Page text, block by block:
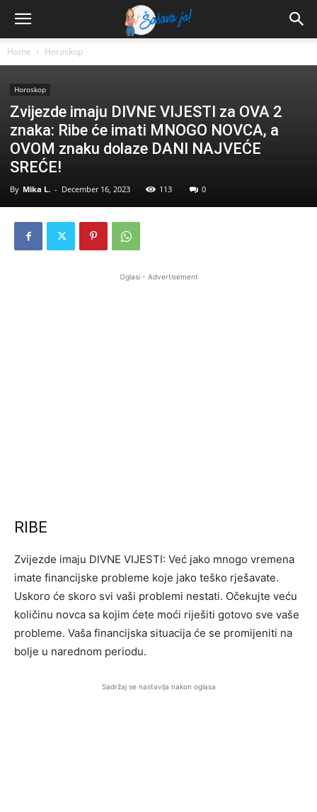
Home Horoskop
Horoskop
Zvijezde imaju DIVNE VIJESTI za OVA 2
znaka: Ribe će imati MNOGO NOVCA, a
OVOM znaku dolaze DANI NAJVEĆE
SREĆE!
By Mika L. - December 16, 2023 113 0
Oglasi - Advertisement
RIBE
Zvijezde imaju DIVNE VIJESTI: Već jako mnogo vremena
imate financijske probleme koje jako teško rješavate.
Uskoro će skoro svi vaši problemi nestati. Očekujte veću
količinu novca sa kojim ćete moći riješiti gotovo sve vaše
probleme. Vaša financijska situacija će se promijeniti na
bolje u narednom periodu.
Sadržaj se nastavlja nakon oglasa